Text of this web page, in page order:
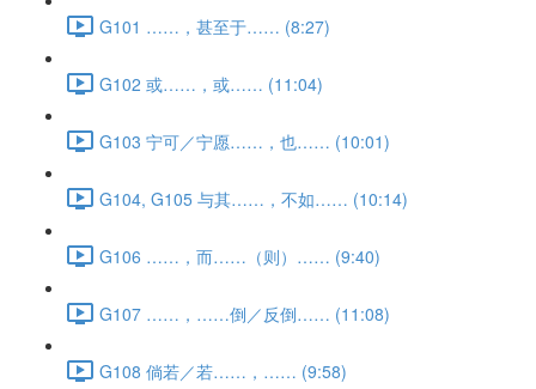
G101 ……，甚至于…… (8:27)
G102 或……，或…… (11:04)
G103 宁可／宁愿……，也…… (10:01)
G104, G105 与其……，不如…… (10:14)
G106 ……，而……（则）…… (9:40)
G107 ……，……倒／反倒…… (11:08)
G108 倘若／若……，…… (9:58)